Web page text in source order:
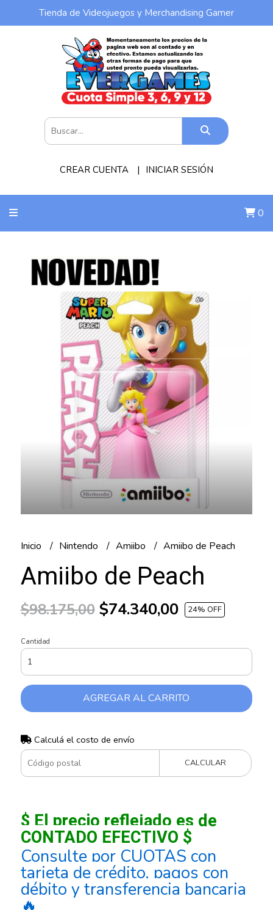
Tienda de Videojuegos y Merchandising Gamer
CREAR CUENTA INICIAR SESIÓN
0
Inicio Nintendo Amiibo Amiibo de Peach
Amiibo de Peach
$98.175,00$74.340,00 24% OFF
Cantidad
AGREGAR AL CARRITO
Calculá el costo de envío
CALCULAR
$ El precio reflejado es de
CONTADO EFECTIVO $
Consulte por CUOTAS con
tarjeta de crédito, pagos con
débito y transferencia bancaria